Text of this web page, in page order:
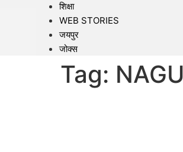
शिक्षा
WEB STORIES
जयपुर
जोक्स
Tag: